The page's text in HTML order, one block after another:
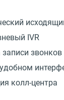
IVR
записи
колл-центра